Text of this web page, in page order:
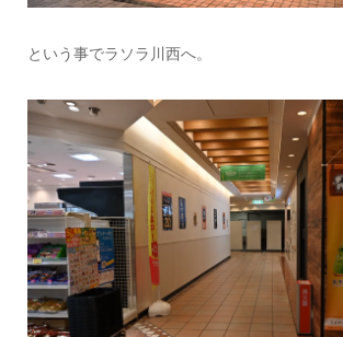
という事でラソラ川西へ。